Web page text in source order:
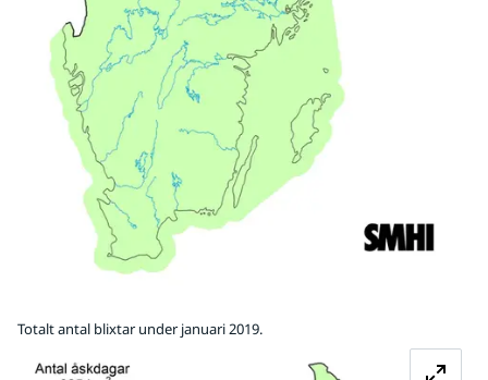
Totalt antal blixtar under januari 2019.